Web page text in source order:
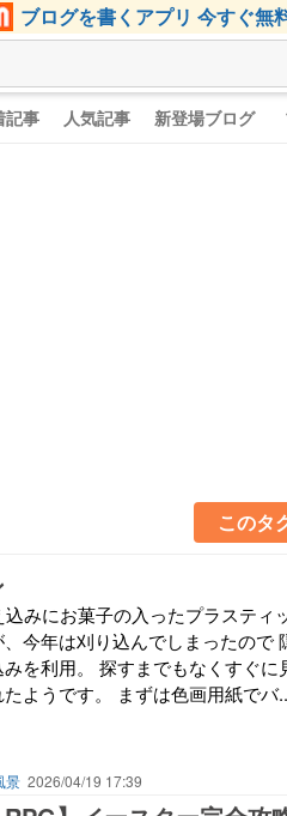
ブログを書くアプリ 今すぐ無
記事 人気記事 新登場ブログ
このタ
みにお菓子の入ったプラスティ
今年は刈り込んでしまったので
を利用。 探すまでもなくすぐに
ようです。 まずは色画用紙でバ
景 2026/04/19 17:39